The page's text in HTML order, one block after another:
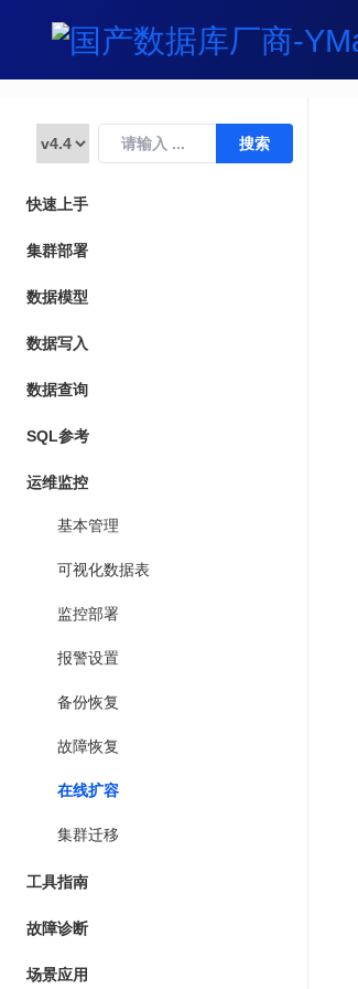
快速上手
集群部署
数据模型
数据写入
数据查询
SQL参考
运维监控
基本管理
可视化数据表
监控部署
报警设置
备份恢复
故障恢复
在线扩容
集群迁移
工具指南
故障诊断
场景应用